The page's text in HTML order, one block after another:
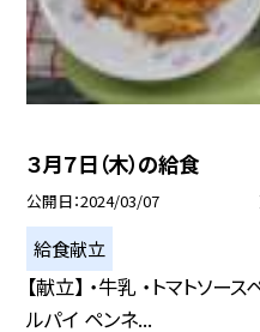
３月７日（木）の給食
公開日 2024/03/07
給食献立
【献立】 ・牛乳 ・トマトソー
ルパイ ペンネ...